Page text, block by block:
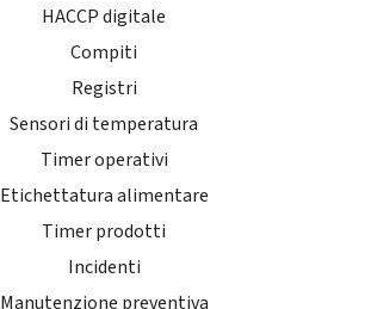
HACCP digitale
Compiti
Registri
Sensori di temperatura
Timer operativi
Etichettatura alimentare
Timer prodotti
Incidenti
Manutenzione preventiva